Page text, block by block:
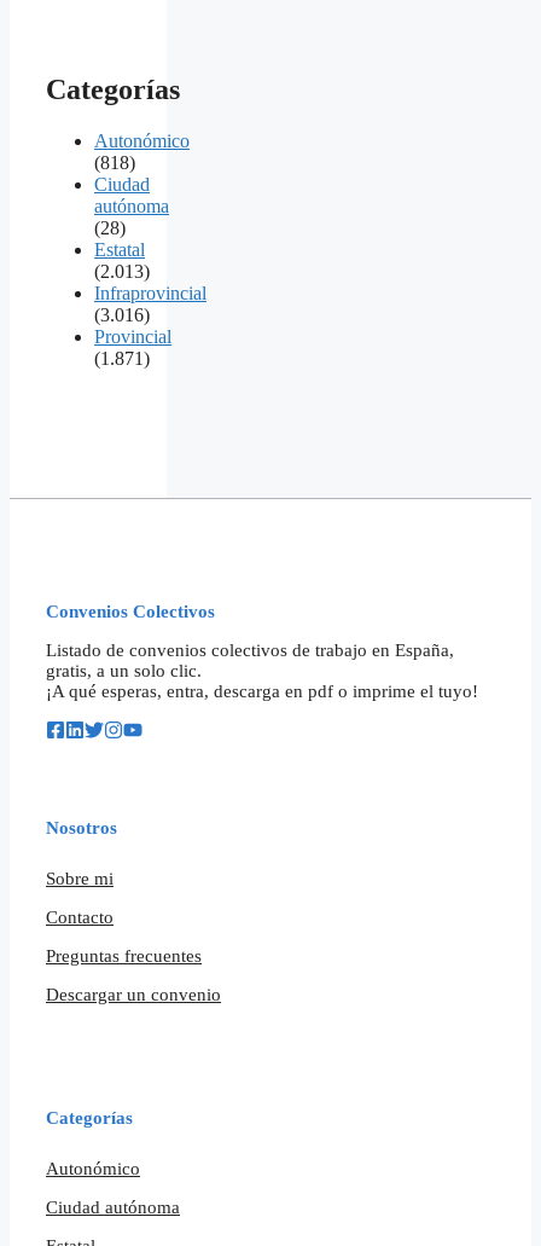
Categorías
Autonómico
(818)
Ciudad
autónoma
(28)
Estatal
(2.013)
Infraprovincial
(3.016)
Provincial
(1.871)
Convenios Colectivos
Listado de convenios colectivos de trabajo en España,
gratis, a un solo clic.
¡A qué esperas, entra, descarga en pdf o imprime el tuyo!
Nosotros
Sobre mi
Contacto
Preguntas frecuentes
Descargar un convenio
Categorías
Autonómico
Ciudad autónoma